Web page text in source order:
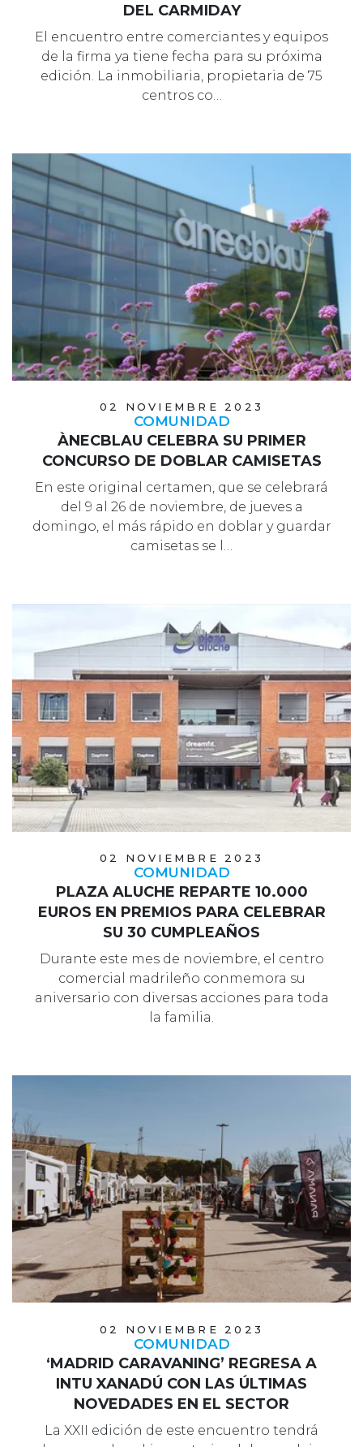
DEL CARMIDAY
El encuentro entre comerciantes y equipos
de la firma ya tiene fecha para su próxima
edición. La inmobiliaria, propietaria de 75
centros co…
02 NOVIEMBRE 2023
COMUNIDAD
ÀNECBLAU CELEBRA SU PRIMER
CONCURSO DE DOBLAR CAMISETAS
En este original certamen, que se celebrará
del 9 al 26 de noviembre, de jueves a
domingo, el más rápido en doblar y guardar
camisetas se l…
02 NOVIEMBRE 2023
COMUNIDAD
PLAZA ALUCHE REPARTE 10.000
EUROS EN PREMIOS PARA CELEBRAR
SU 30 CUMPLEAÑOS
Durante este mes de noviembre, el centro
comercial madrileño conmemora su
aniversario con diversas acciones para toda
la familia.
02 NOVIEMBRE 2023
COMUNIDAD
‘MADRID CARAVANING’ REGRESA A
INTU XANADÚ CON LAS ÚLTIMAS
NOVEDADES EN EL SECTOR
La XXII edición de este encuentro tendrá